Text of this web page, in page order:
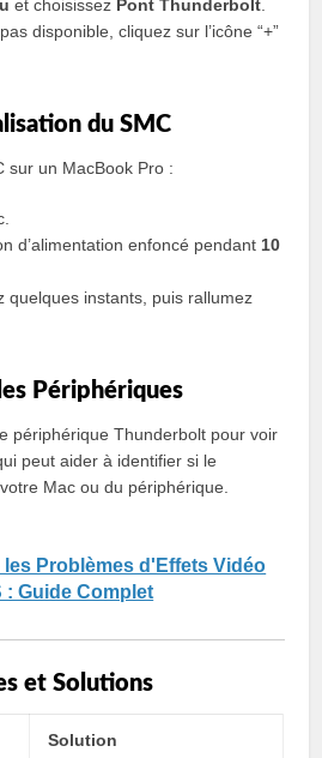
et choisissez Pont Thunderbolt
disponible, cliquez sur l’icône “+”
du SMC
sur un MacBook Pro :
d’alimentation enfoncé pendant 10
quelques instants, puis rallumez
Périphériques
périphérique Thunderbolt pour voir
peut aider à identifier si le
Mac ou du périphérique.
les Problèmes d'Effets Vidéo
: Guide Complet
et Solutions
Solution